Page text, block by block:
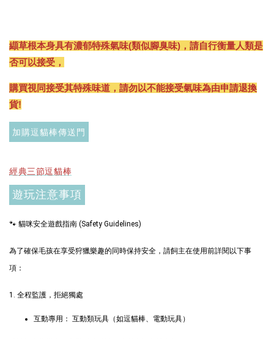
Aumüller 奧咪樂｜
貓草纈草根玩具｜
毛毛雪貂
NT$ 289 TWD
NT$ 300 TWD
纈草根本身具有濃郁特殊氣味(類似腳臭味)，請自行衡量人類是
否可以接受，
購買視同接受其特殊味道，請勿以不能接受氣味為由申請退換
貨!
加購逗貓棒傳送門
經典三節逗貓棒
遊玩注意事項
🐾 貓咪安全遊戲指南 (Safety Guidelines)
為了確保毛孩在享受狩獵樂趣的同時保持安全，請飼主在使用前詳閱以下事
項：
1. 全程監護，拒絕獨處
互動專用： 互動類玩具（如逗貓棒、電動玩具）